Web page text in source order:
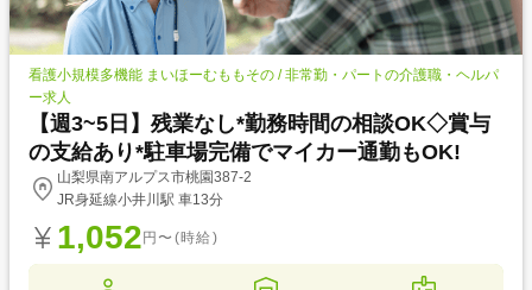
看護小規模多機能 まいほーむももその / 非常勤・パートの介護職・ヘルパ
ー求人
【週3~5日】残業なし*勤務時間の相談OK◇賞与
の支給あり*駐車場完備でマイカー通勤もOK!
山梨県南アルプス市桃園387-2
JR身延線小井川駅 車13分
1,052 円〜(時給)